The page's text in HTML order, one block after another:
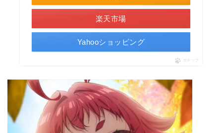
楽天市場
Yahooショッピング
ポチップ